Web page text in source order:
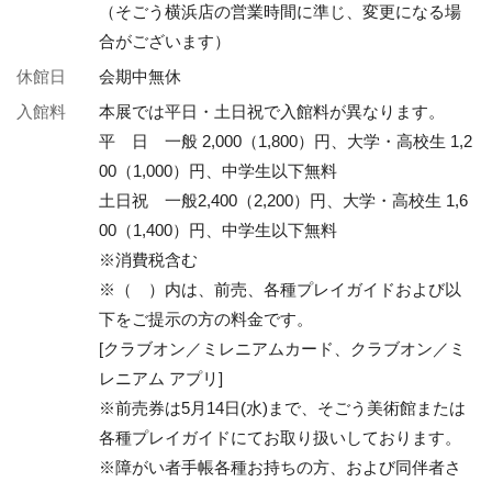
（そごう横浜店の営業時間に準じ、変更になる場
合がございます）
休館日
会期中無休
入館料
本展では平日・土日祝で入館料が異なります。
平 日 一般 2,000（1,800）円、大学・高校生 1,2
00（1,000）円、中学生以下無料
土日祝 一般2,400（2,200）円、大学・高校生 1,6
00（1,400）円、中学生以下無料
※消費税含む
※（ ）内は、前売、各種プレイガイドおよび以
下をご提示の方の料金です。
[クラブオン／ミレニアムカード、クラブオン／ミ
レニアム アプリ]
※前売券は5月14日(水)まで、そごう美術館または
各種プレイガイドにてお取り扱いしております。
※障がい者手帳各種お持ちの方、および同伴者さ